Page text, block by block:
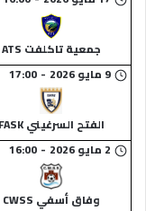
جمعية تاكلفت ATS
9 مايو 2026 -
17:00
الفتح السرغيني FASK
2 مايو 2026 -
16:00
وفاق أسفي CWSS